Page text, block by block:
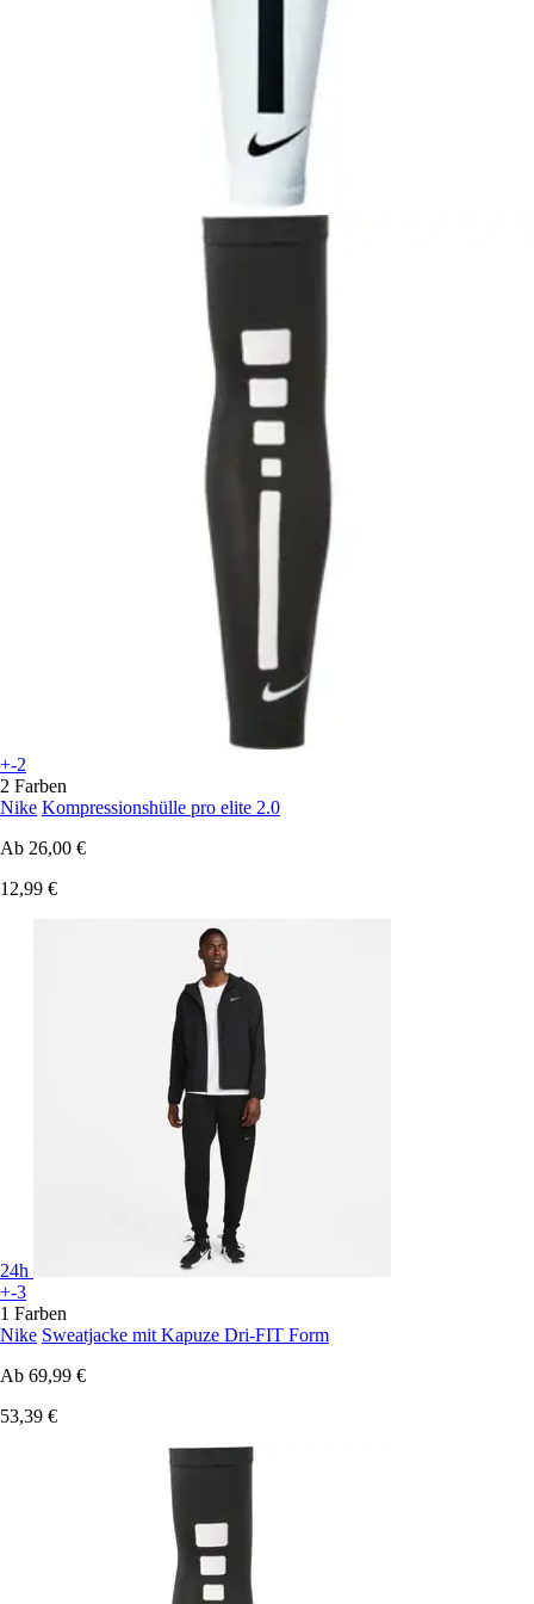
+-2
2 Farben
Nike Kompressionshülle pro elite 2.0
Ab 26,00 €
12,99 €
24h
+-3
1 Farben
Nike Sweatjacke mit Kapuze Dri-FIT Form
Ab 69,99 €
53,39 €